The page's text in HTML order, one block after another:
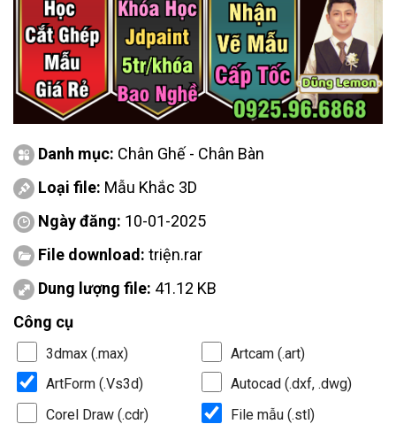
Danh mục: Chân Ghế - Chân Bàn
Loại file: Mẫu Khắc 3D
Ngày đăng: 10-01-2025
File download: triện.rar
Dung lượng file: 41.12 KB
Công cụ
3dmax (.max)
Artcam (.art)
ArtForm (.Vs3d)
Autocad (.dxf, .dwg)
Corel Draw (.cdr)
File mẫu (.stl)